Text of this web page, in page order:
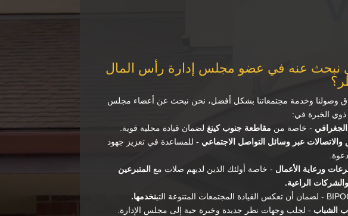
نبحث عنه في عضو مجلس إدارة رأس المال
وصولنا وخدمة مجتمعاتنا بشكل أفضل، نحن نبحث عن أعضاء مجلس
ذوي الخبرة في:
الجغرافي - خاصة من مقاطعة جنوب كينغ لضمان قيادة محلية قوية.
والاتصالات عبر وسائل التواصل الاجتماعي - للمساعدة في تعزيز جهود
ورعاية الأعمال - خاصة أولئك الذين لديهم صلات مع المتبرعين
ركات الراعية.
نخدمها.
الشباب - لجلب وجهات نظر جديدة وخبرة حية إلى مجلس الإدارة.